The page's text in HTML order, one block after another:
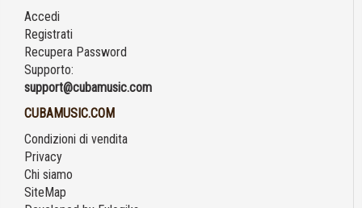
Accedi
Registrati
Recupera Password
Supporto:
support@cubamusic.com
CUBAMUSIC.COM
Condizioni di vendita
Privacy
Chi siamo
SiteMap